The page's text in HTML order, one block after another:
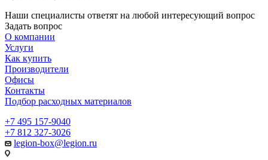
Наши специалисты ответят на любой интересующий вопрос
Задать вопрос
О компании
Услуги
Как купить
Производители
Офисы
Контакты
Подбор расходных материалов
+7 495 157-9040
+7 812 327-3026
legion-box@legion.ru